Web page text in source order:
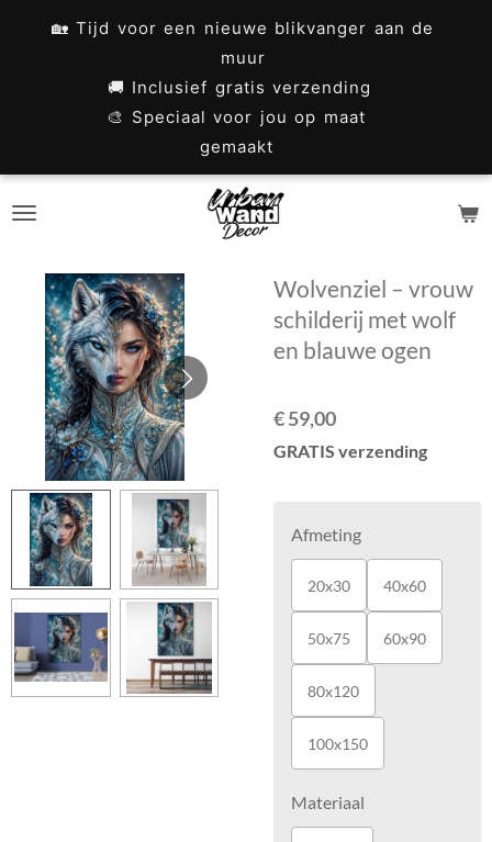
🏡 Tijd voor een nieuwe blikvanger aan de
muur
🚚 Inclusief gratis verzending
🎨 Speciaal voor jou op maat
gemaakt
Wolvenziel – vrouw
schilderij met wolf
en blauwe ogen
€ 59,00
GRATIS verzending
Afmeting
20x30 40x60
50x75 60x90
80x120
100x150
Materiaal